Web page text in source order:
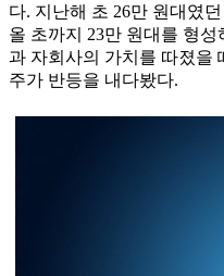
다. 지난해 초 26만 원대였
올 초까지 23만 원대를 형
과 자회사의 가치를 따졌을
주가 반등을 내다봤다.